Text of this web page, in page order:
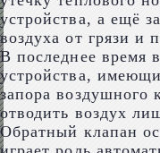
устройства, а ещё
воздуха от грязи и
В последнее время
устройства,
запора воздушного
отводить воздух
Обратный клапан